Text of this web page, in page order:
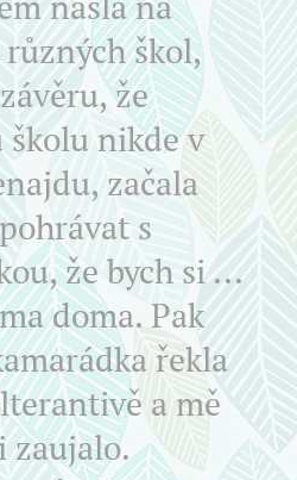
různých škol,
že
školu nikde v
začala
s
že bych si ...
doma. Pak
řekla
a mě
zaujalo.